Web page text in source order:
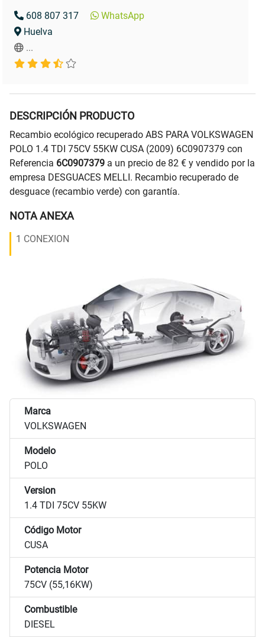
608 807 317
WhatsApp
Huelva
...
DESCRIPCIÓN PRODUCTO
Recambio ecológico recuperado ABS PARA VOLKSWAGEN
POLO 1.4 TDI 75CV 55KW CUSA (2009) 6C0907379 con
Referencia 6C0907379 a un precio de 82 € y vendido por la
empresa DESGUACES MELLI. Recambio recuperado de
desguace (recambio verde) con garantía.
NOTA ANEXA
1 CONEXION
Marca
VOLKSWAGEN
Modelo
POLO
Version
1.4 TDI 75CV 55KW
Código Motor
CUSA
Potencia Motor
75CV (55,16KW)
Combustible
DIESEL